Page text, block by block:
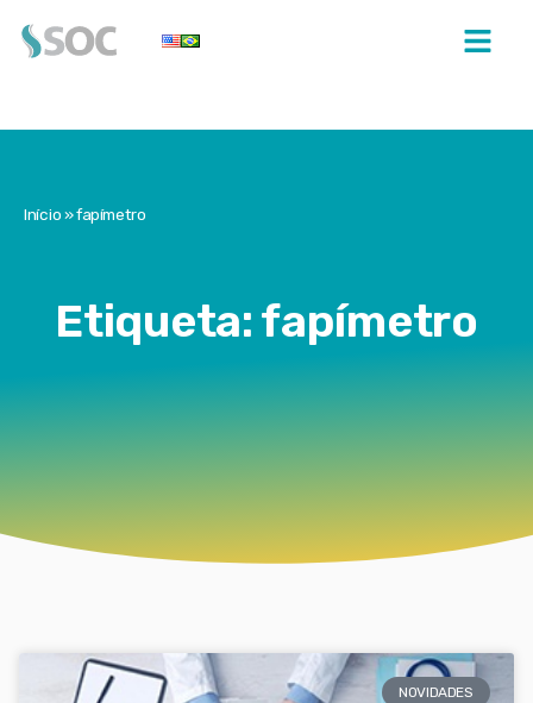
Início»fapímetro
Etiqueta: fapímetro
NOVIDADES